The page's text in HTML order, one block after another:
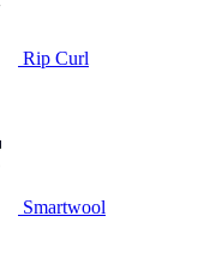
Rip Curl
Smartwool